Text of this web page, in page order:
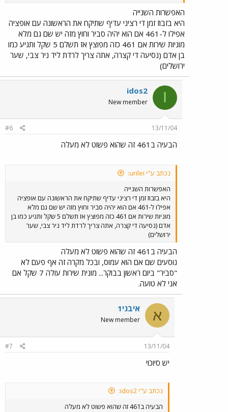
האפשרות השנייה
היא בזבוז זמן די רציני עדיף שתיקח את הראשונה עם אופציה
אפילו ל-461 אם הוא יהיה סביר וחוץ מזה יש שם גם מלא
מוניות שירות אם 461 כזה מפוצץ אז תשלם 5 שקל ותגיע כמו
בן אדם (נסיעה די קצרה, אתה צריך לרדת ליד ניר צבי, שער
ירושלים)
I
idos2
New member
13/11/04
#6
הבעיה ב461 זה שהוא פשוט לא מעלה
נכתב ע"י urilei:
האפשרות השנייה
היא בזבוז זמן די רציני עדיף שתיקח את הראשונה עם אופציה
אפילו ל-461 אם הוא יהיה סביר וחוץ מזה יש שם גם מלא
מוניות שירות אם 461 כזה מפוצץ אז תשלם 5 שקל ותגיע כמו בן
אדם (נסיעה די קצרה, אתה צריך לרדת ליד ניר צבי, שער
ירושלים)
הבעיה ב461 זה שהוא פשוט לא מעלה
נוסעים שם אם הוא עמוס, ובכל מקרה זה אף פעם לא
"סביר" ביום ראשון בבוקר... מונית שירות עולה 7 שקל אם
אני לא טועה.
א איבגי1
New member
13/11/04
#7
יש סיוכוי
נכתב ע"י idos2:
הבעיה ב461 זה שהוא פשוט לא מעלה